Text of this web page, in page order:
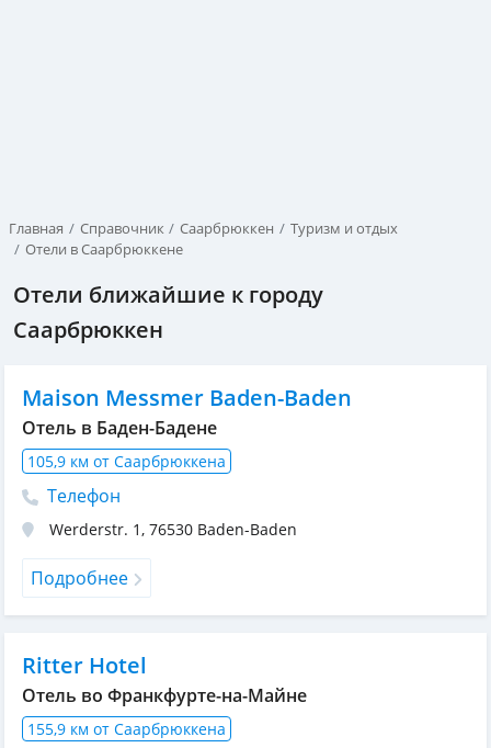
Главная Справочник Саарбрюккен
Туризм и отдых
Отели в Саарбрюккене
Отели ближайшие к городу
Саарбрюккен
Maison Messmer Baden-Baden
Отель в Баден-Бадене
105,9 км от Саарбрюккена
Телефон
Werderstr. 1, 76530 Baden-Baden
Подробнее
Ritter Hotel
Отель во Франкфурте-на-Майне
155,9 км от Саарбрюккена